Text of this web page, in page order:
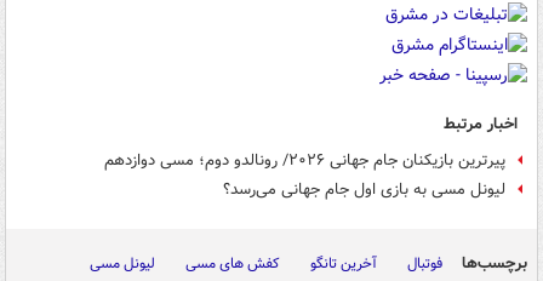
اخبار مرتبط
پیرترین بازیکنان جام جهانی ۲۰۲۶/ رونالدو دوم؛ مسی دوازدهم
لیونل مسی به بازی اول جام جهانی می‌رسد؟
برچسب‌ها فوتبال آخرین تانگو کفش های مسی لیونل مسی